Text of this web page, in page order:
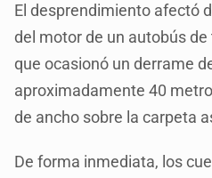
El desprendimiento afectó
del motor de un autobús
que ocasionó un derrame
aproximadamente 40
de ancho sobre la carpeta
De forma inmediata, los